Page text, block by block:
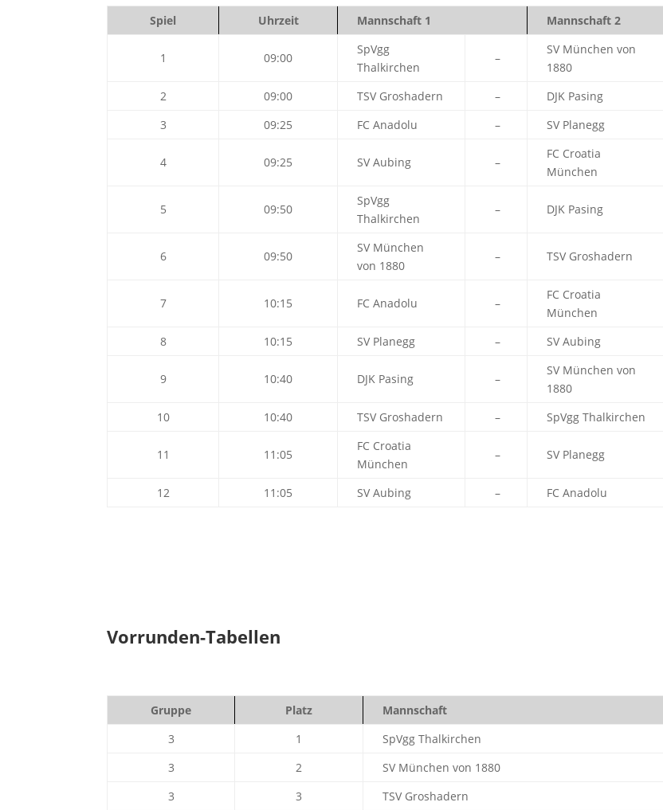
Spiel Uhrzeit Mannschaft 1 Mannschaft 2
1 09:00
SpVgg
Thalkirchen
–
SV München von
1880
2 09:00 TSV Groshadern – DJK Pasing
3
09:25 FC Anadolu – SV Planegg
4 09:25 SV Aubing –
FC Croatia
München
5 09:50
SpVgg
Thalkirchen
– DJK Pasing
6 09:50
SV München
von 1880
– TSV Groshadern
7 10:15 FC Anadolu –
FC Croatia
München
8 10:15 SV Planegg – SV Aubing
9 10:40 DJK Pasing –
SV München von
1880
10 10:40 TSV Groshadern – SpVgg Thalkirchen
11 11:05
FC Croatia
München
– SV Planegg
12 11:05 SV Aubing – FC Anadolu
Vorrunden-Tabellen
Gruppe Platz Mannschaft
3
1 SpVgg Thalkirchen
3
2 SV München von 1880
3
3 TSV Groshadern